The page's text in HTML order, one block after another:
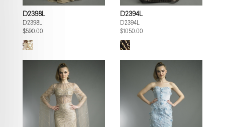
D2398L
D2398L
$590.00
D2394L
D2394L
$1050.00